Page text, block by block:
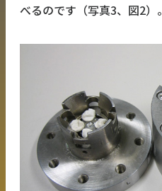
べるのです（写真3、図2）。